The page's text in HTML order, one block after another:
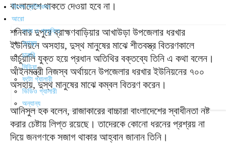
বিশেষ প্রতিবেদন
আরো
তথ্য ও প্রযুক্তি
স্বাস্থ্য
চাকরি
মিডিয়া
ফটো গ্যালারী
ভিডিও গ্যালারী
অন্যান্য
বাংলাদেশে থাকতে দেওয়া হবে না।
শনিবার দুপুরে ব্রাহ্মণবাড়িয়ার আখাউড়া উপজেলার ধরখার
ইউনিয়নে অসহায়, দুস্থ মানুষের মাঝে শীতবস্ত্র বিতরণকালে
ভার্চুয়ালি যুক্ত হয়ে প্রধান অতিথির বক্তব্যে তিনি এ কথা বলেন।
আইনমন্ত্রী নিজস্ব অর্থায়নে উপজেলার ধরখার ইউনিয়নের ৭০০
অসহায়, দুস্থ মানুষের মাঝে কম্বল বিতরণ করেন।
আনিসুল হক বলেন, রাজাকারের বাচ্চারা বাংলাদেশের স্বাধীনতা নষ্ট
করার চেষ্টায় লিপ্ত রয়েছে। তাদেরকে কোনো ধরনের প্রশ্রয় না
দিয়ে জনগণকে সজাগ থাকার আহ্বান জানান তিনি।